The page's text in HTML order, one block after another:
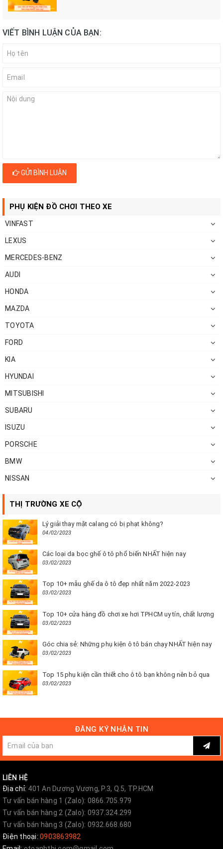
VIẾT BÌNH LUẬN CỦA BẠN:
GỬI BÌNH LUẬN
PHỤ KIỆN ĐỒ CHƠI THEO XE
VINFAST
LEXUS
MERCEDES-BENZ
AUDI
HONDA
MAZDA
TOYOTA
FORD
KIA
HYUNDAI
MITSUBISHI
SUBARU
ISUZU
PORSCHE
BMW
NISSAN
THỊ TRƯỜNG XE CỘ
Lý giải thay mặt calang có bị phạt không?
04/02/2023
Các loại da bọc ghế ô tô phổ biến NHẤT hiện nay
03/02/2023
Top 10+ mẫu ghế da ô tô đẹp nhất năm 2022-2023
03/02/2023
Top 10+ cửa hàng đồ chơi xe hơi TPHCM uy tín, chất lượng
03/02/2023
Góc chia sẻ: Những phụ kiện ô tô bán chạy NHẤT hiện nay
03/02/2023
Top 15 phụ kiện cần thiết cho ô tô bạn không nên bỏ qua
03/02/2023
ĐĂNG KÝ NHẬN TIN
LIÊN HỆ
Địa chỉ: 401 An Dương Vương, P.3, Q.5, TP.HCM
Tư vấn bán hàng 1 (Zalo): 0866.705.979
Tư vấn bán hàng 2 (Zalo): 0937.324.299
Tư vấn bán hàng 3 (Zalo): 0932.668.680
Điện thoại: 0903863982